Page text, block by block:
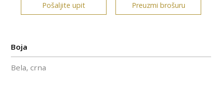
Pošaljite upit Preuzmi brošuru
Boja
Bela, crna